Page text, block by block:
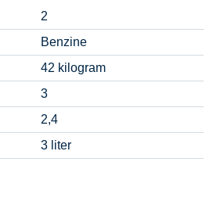
2
Benzine
42 kilogram
3
2,4
3 liter